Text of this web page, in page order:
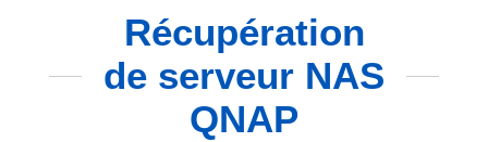
Récupération
de serveur NAS
QNAP